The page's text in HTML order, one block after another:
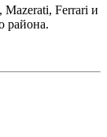
Mazerati, Ferrari и
района.